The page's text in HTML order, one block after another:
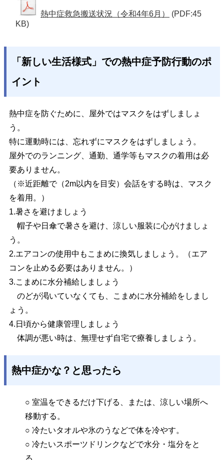
熱中症救急搬送状況（令和4年6月）
(PDF:45
KB)
「新しい生活様式」での熱中症予防行動のポ
イント
熱中症を防ぐために、屋外ではマスクをはずしましょ
う。
特に運動時には、忘れずにマスクをはずしましょう。
屋外でのランニング、通勤、通学等もマスクの着用は必
要ありません。
（※近距離で（2m以内を目安）会話をする時は、マスク
を着用。）
1.暑さを避けましょう
帽子や日傘で暑さを避け、涼しい服装に心がけましょ
う。
2.エアコンの使用中もこまめに換気しましょう。（エア
コンを止める必要はありません。）
3.こまめに水分補給しましょう
のどが渇いていなくても、こまめに水分補給をしまし
ょう。
4.日頃から健康管理しましょう
体調が悪い時は、無理せず自宅で療養しましょう。
熱中症かな？と思ったら
○ 室温をできるだけ下げる、または、涼しい場所へ
移動する。
○ 冷たいタオルや氷のうなどで体を冷やす。
○ 冷たいスポーツドリンクなどで水分・塩分をと
る。